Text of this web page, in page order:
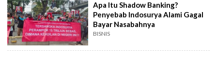
Apa Itu Shadow Banking?
Penyebab Indosurya Alami Gagal
Bayar Nasabahnya
BISNIS